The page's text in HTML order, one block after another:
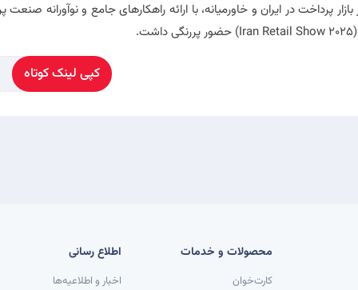
(Iran Retail Show 2025) حضور پررنگی داشت.
کپی لینک کوتاه
محصولات و خدمات
کارت‌خوان
اطلاع رسانی
اخبار و اطلاعیه‌ها